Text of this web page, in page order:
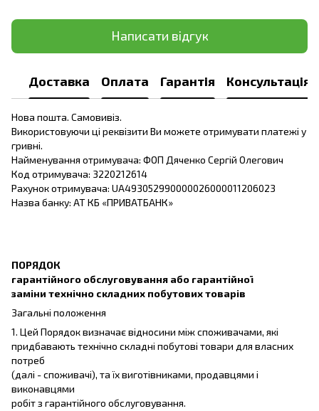
Написати відгук
Доставка Оплата Гарантія Консультація
Нова пошта. Самовивіз.
Використовуючи ці реквізити Ви можете отримувати платежі у
гривні.
Найменування отримувача: ФОП Дяченко Сергій Олегович
Код отримувача: 3220212614
Рахунок отримувача: UA493052990000026000011206023
Назва банку: АТ КБ «ПРИВАТБАНК»
ПОРЯДОК
гарантійного обслуговування або гарантійної
заміни технічно складних побутових товарів
Загальні положення
1. Цей Порядок визначає відносини між споживачами, які
придбавають технічно складні побутові товари для власних
потреб
(далі - споживачі), та їх виготівниками, продавцями і
виконавцями
робіт з гарантійного обслуговування.